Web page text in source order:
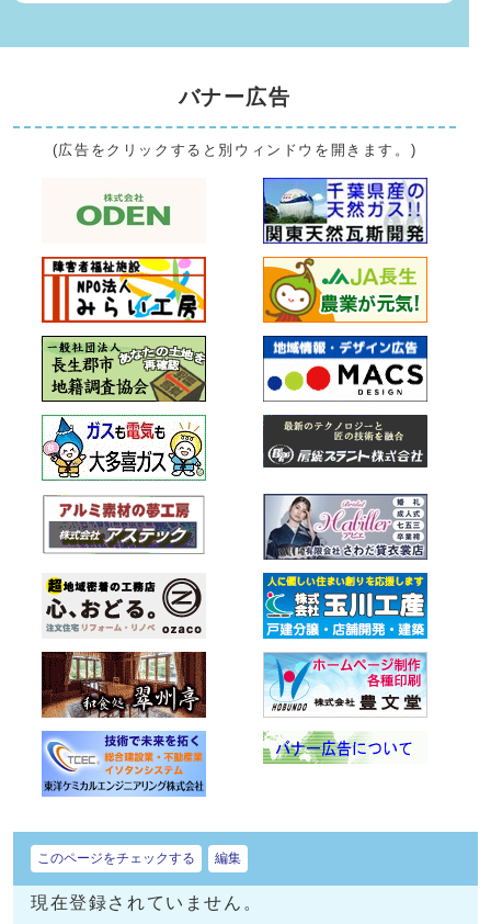
バナー広告
(広告をクリックすると別ウィンドウを開きます。)
このページをチェックする 編集
現在登録されていません。